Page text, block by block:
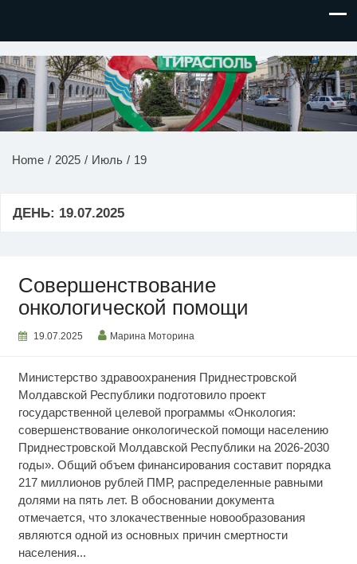
НОВОСТИ ПРИДНЕСТРОВЬЯ
Home 2025 Июль 19
ДЕНЬ: 19.07.2025
Совершенствование
онкологической помощи
19.07.2025 Марина Моторина
Министерство здравоохранения Приднестровской
Молдавской Республики подготовило проект
государственной целевой программы «Онкология:
совершенствование онкологической помощи населению
Приднестровской Молдавской Республики на 2026-2030
годы». Общий объем финансирования составит порядка
217 миллионов рублей ПМР, распределенные равными
долями на пять лет. В обосновании документа
отмечается, что злокачественные новообразования
являются одной из основных причин смертности
населения...